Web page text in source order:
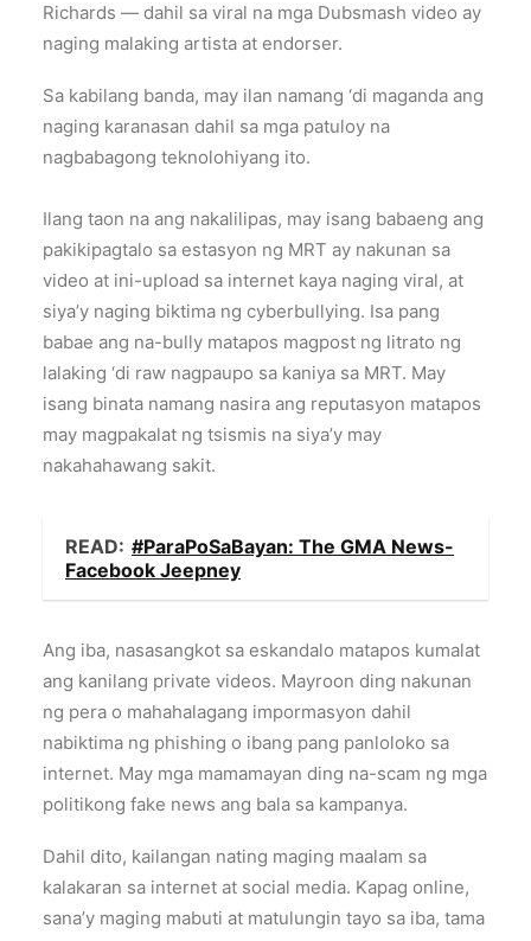
Richards — dahil sa viral na mga Dubsmash video ay
naging malaking artista at endorser.
Sa kabilang banda, may ilan namang ‘di maganda ang
naging karanasan dahil sa mga patuloy na
nagbabagong teknolohiyang ito.
Ilang taon na ang nakalilipas, may isang babaeng ang
pakikipagtalo sa estasyon ng MRT ay nakunan sa
video at ini-upload sa internet kaya naging viral, at
siya’y naging biktima ng cyberbullying. Isa pang
babae ang na-bully matapos magpost ng litrato ng
lalaking ‘di raw nagpaupo sa kaniya sa MRT. May
isang binata namang nasira ang reputasyon matapos
may magpakalat ng tsismis na siya’y may
nakahahawang sakit.
READ: #ParaPoSaBayan: The GMA News-
Facebook Jeepney
Ang iba, nasasangkot sa eskandalo matapos kumalat
ang kanilang private videos. Mayroon ding nakunan
ng pera o mahahalagang impormasyon dahil
nabiktima ng phishing o ibang pang panloloko sa
internet. May mga mamamayan ding na-scam ng mga
politikong fake news ang bala sa kampanya.
Dahil dito, kailangan nating maging maalam sa
kalakaran sa internet at social media. Kapag online,
sana’y maging mabuti at matulungin tayo sa iba, tama